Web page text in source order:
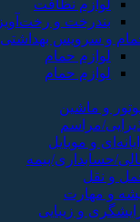
لوازم نظافت
بندرخت و رخت‌آویز
و سرویس بهداشتی
لوازم حمام
لوازم حمام
و ماشین
مراسم
و موبایل
حسابداری/بیمه
و نقل
و مهارت
و زیبایی